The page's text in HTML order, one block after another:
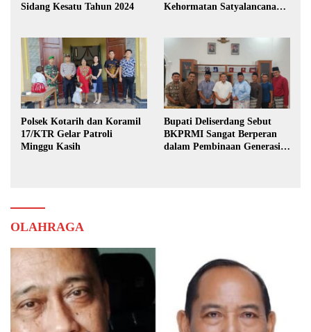
Sidang Kesatu Tahun 2024
Kehormatan Satyalancana
Polsek Kotarih dan Koramil
17/KTR Gelar Patroli
Minggu Kasih
Bupati Deliserdang Sebut
BKPRMI Sangat Berperan
dalam Pembinaan Generasi
OLAHRAGA